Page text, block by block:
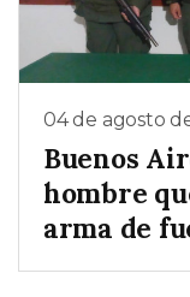
04 de agosto
Buenos
hombre
arma de